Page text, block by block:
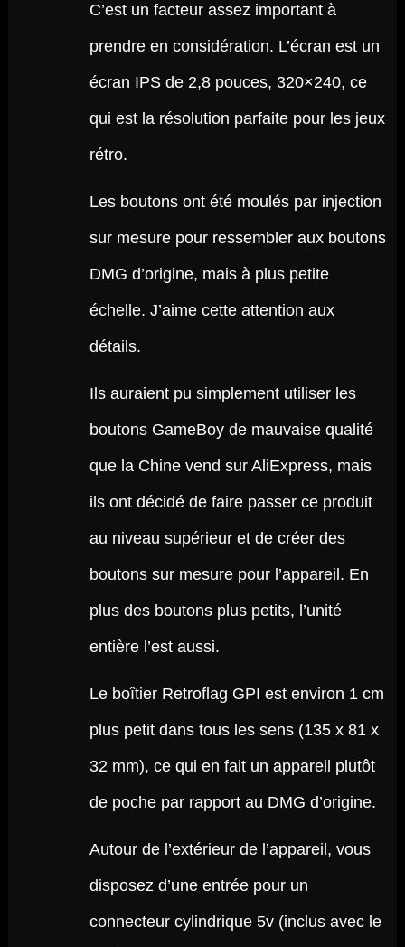
C’est un facteur assez important à
prendre en considération. L’écran est un
écran IPS de 2,8 pouces, 320×240, ce
qui est la résolution parfaite pour les jeux
rétro.
Les boutons ont été moulés par injection
sur mesure pour ressembler aux boutons
DMG d’origine, mais à plus petite
échelle. J’aime cette attention aux
détails.
Ils auraient pu simplement utiliser les
boutons GameBoy de mauvaise qualité
que la Chine vend sur AliExpress, mais
ils ont décidé de faire passer ce produit
au niveau supérieur et de créer des
boutons sur mesure pour l’appareil. En
plus des boutons plus petits, l’unité
entière l’est aussi.
Le boîtier Retroflag GPI est environ 1 cm
plus petit dans tous les sens (135 x 81 x
32 mm), ce qui en fait un appareil plutôt
de poche par rapport au DMG d’origine.
Autour de l’extérieur de l’appareil, vous
disposez d’une entrée pour un
connecteur cylindrique 5v (inclus avec le